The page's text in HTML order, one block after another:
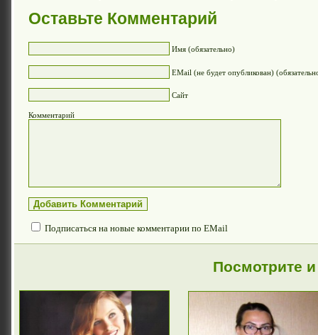
Оставьте Комментарий
Имя (обязательно)
EMail (не будет опубликован)
Сайт
Комментарий
Подписаться на новые комментарии по EMail
Посмотрите